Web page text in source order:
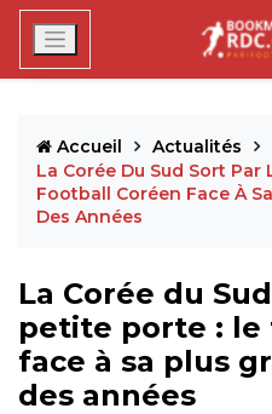
Accueil Actualités
La Corée Du Sud Sort Par
Football Coréen Face À
Des Années
La Corée du
petite porte : le
face à sa plus
des années